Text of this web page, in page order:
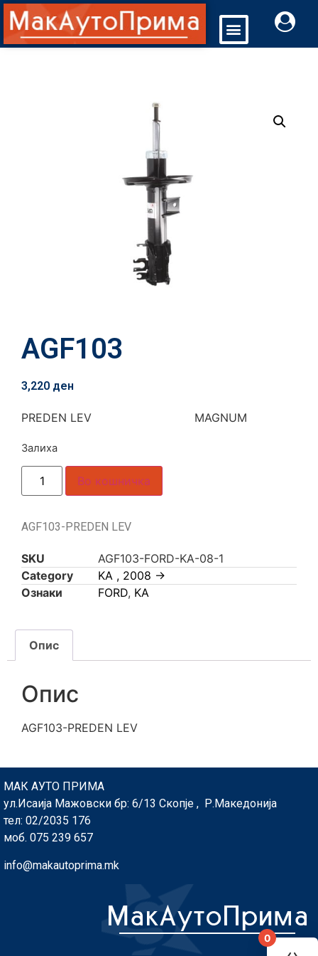
AGF103
3,220 ден
PREDEN LEV MAGNUM
Залиха
Во кошничка
AGF103-PREDEN LEV
SKU
AGF103-FORD-KA-08-1
Category
KA , 2008 ->
Ознаки
FORD, KA
Опис
Опис
AGF103-PREDEN LEV
МАК АУТО ПРИМА
ул.Исаија Мажовски бр: 6/13 Скопје , Р.Македонија
тел: 02/2035 176
моб. 075 239 657
info@makautoprima.mk
0